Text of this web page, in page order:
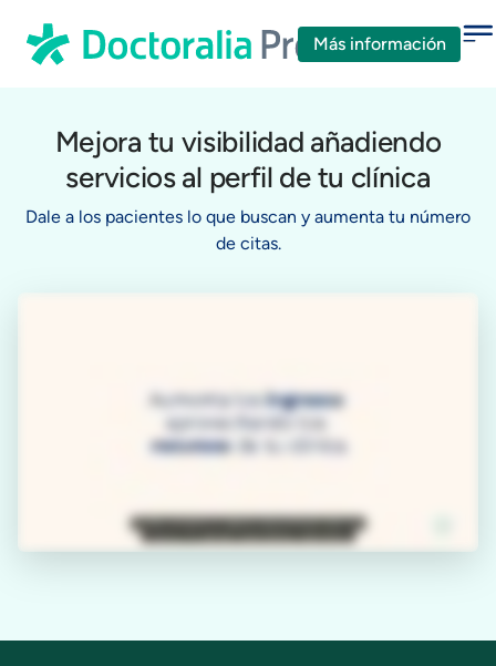
Más información
Mejora tu visibilidad añadiendo
servicios al perfil de tu clínica
Dale a los pacientes lo que buscan y aumenta tu número
de citas.